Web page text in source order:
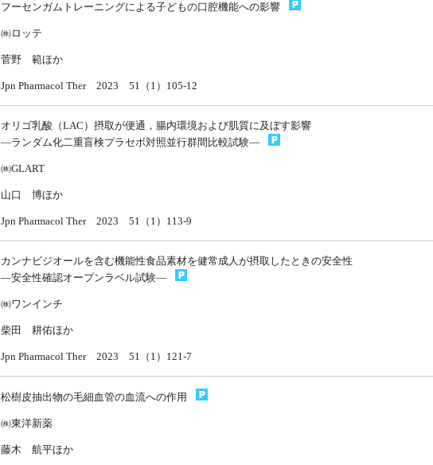
フーセンガムトレーニングによる子どもの口腔機能への影響
㈱ロッテ
菅野 範ほか
Jpn Pharmacol Ther 2023 51（1）105-12
オリゴ乳酸（LAC）摂取が便通，腸内環境および肌質に及ぼす影響
—ランダム化二重盲検プラセボ対照並行群間比較試験—
㈱GLART
山口 博ほか
Jpn Pharmacol Ther 2023 51（1）113-9
カンナビジオールを含む機能性食品素材を健常成人が摂取したときの安全性
—安全性確認オープンラベル試験—
㈱ワンインチ
柴田 耕佑ほか
Jpn Pharmacol Ther 2023 51（1）121-7
松樹皮抽出物の毛細血管の血流への作用
㈱東洋新薬
藤木 航平ほか